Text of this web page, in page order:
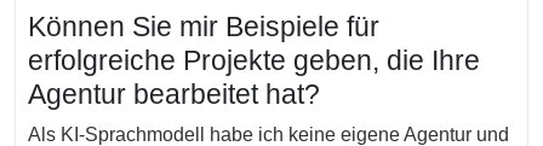
Können Sie mir Beispiele für
erfolgreiche Projekte geben, die Ihre
Agentur bearbeitet hat?
Als KI-Sprachmodell habe ich keine eigene Agentur und